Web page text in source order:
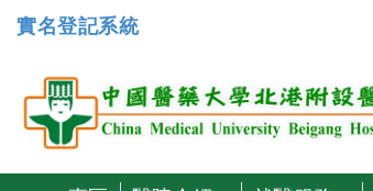
實名登記系統